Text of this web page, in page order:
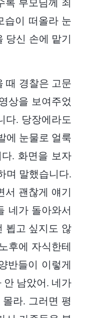
록 부모님께 죄
습이 떠올라 눈
신 손에 맡기
때 경찰은 고문
상을 보여주었
다. 당장에라도
에 눈물로 얼룩
. 화면을 보자
며 말했습니다.
괜찮게 얘기
네가 돌아와서
뵙고 싶지도 않
후에 자식한테
반들이 이렇게
안 남았어. 네가
라. 그러면 평